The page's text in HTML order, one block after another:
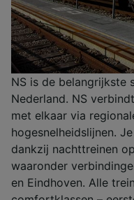
NS is de belangrijkste
Nederland. NS
met elkaar via
hogesnelheidslijnen.
dankzij nachttreinen
waaronder
en Eindhoven. Alle